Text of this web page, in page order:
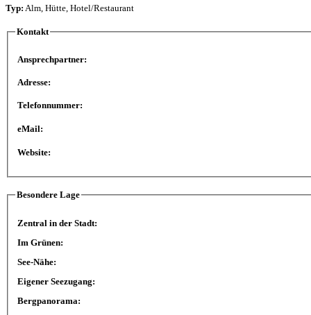
Typ: Alm, Hütte, Hotel/Restaurant
Kontakt
Ansprechpartner:
Adresse:
Telefonnummer:
eMail:
Website:
Besondere Lage
Zentral in der Stadt:
Im Grünen:
See-Nähe:
Eigener Seezugang:
Bergpanorama: